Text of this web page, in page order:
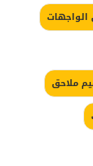
ملاحق